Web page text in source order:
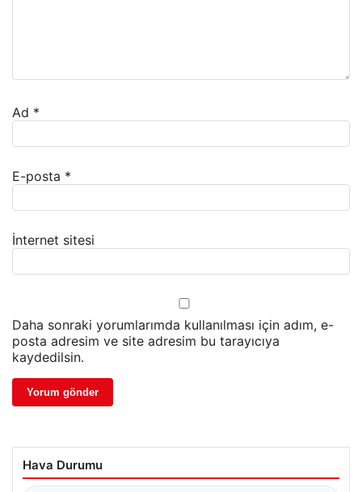
Ad *
E-posta *
İnternet sitesi
Daha sonraki yorumlarımda kullanılması için adım, e-
posta adresim ve site adresim bu tarayıcıya
kaydedilsin.
Hava Durumu